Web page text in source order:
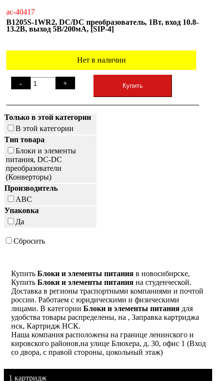
ac-40417
B1205S-1WR2, DC/DC преобразователь, 1Вт, вход 10.8-
13.2В, выход 5В/200мА, [SIP-4]
Нет в наличии
- + Купить
Только в этой категории
В этой категории
Тип товара
Блоки и элементы
питания, DC-DC
преобразователи
(Конверторы)
Производитель
ABC
Упаковка
Да
Сбросить
Купить Блоки и элементы питания в новосибирске,
Купить Блоки и элементы питания на студенческой.
Доставка в регионы траспортными компаниями и почтой
россии. Работаем с юридическими и физическими
лицами. В категории Блоки и элементы питания для
удобства товары распределены, на , Заправка картриджа
нск, Картридж НСК.
Наша компания расположена на границе ленинского и
кировского районов,на улице Блюхера, д. 30, офис 1 (Вход
со двора, с правой стороны, цокольный этаж)
1 картридж